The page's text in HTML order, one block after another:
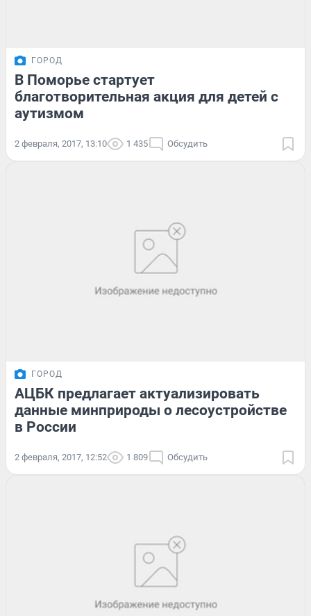
ГОРОД
В Поморье стартует
благотворительная акция для детей с
аутизмом
2 февраля, 2017, 13:10 1 435 Обсудить
ГОРОД
АЦБК предлагает актуализировать
данные минприроды о лесоустройстве
в России
2 февраля, 2017, 12:52 1 809 Обсудить